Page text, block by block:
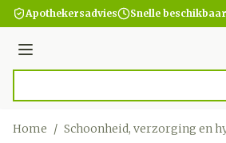
Ga naar de inhoud
Apothekersadvies Snelle
Menu
Home / Schoonheid, verzorging en